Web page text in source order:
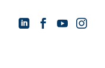
   